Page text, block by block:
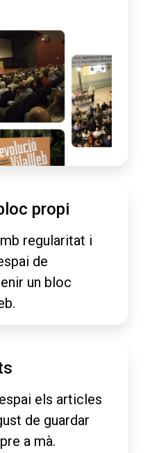
propi
regularitat i
de
un bloc
els articles
de guardar
a mà.